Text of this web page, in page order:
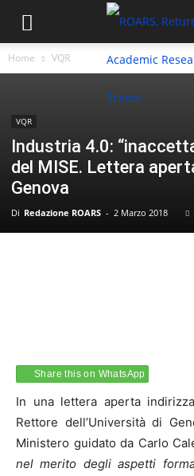
Home VQR
VQR
Industria 4.0:
del MISE. Lettera
Genova
Di Redazione ROARS - 2 Marzo 2018
Share this on WhatsApp
In una lettera aperta
Rettore dell’Università di
Ministero guidato da Carlo
nel merito degli aspetti